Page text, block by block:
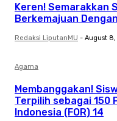
Keren! Semarakkan
Berkemajuan
Redaksi LiputanMU - August
Agama
Membanggakan!
Terpilih sebagai 150
Indonesia (FOR) 14